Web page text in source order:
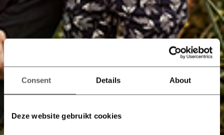
Consent Details About
Deze website gebruikt cookies